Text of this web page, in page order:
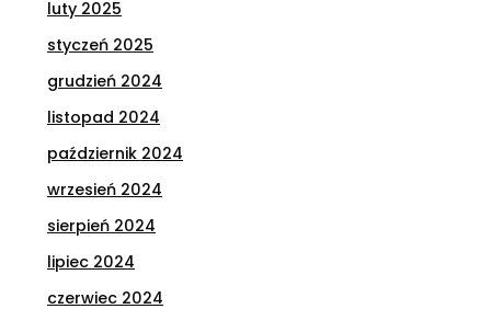
luty 2025
styczeń 2025
grudzień 2024
listopad 2024
październik 2024
wrzesień 2024
sierpień 2024
lipiec 2024
czerwiec 2024